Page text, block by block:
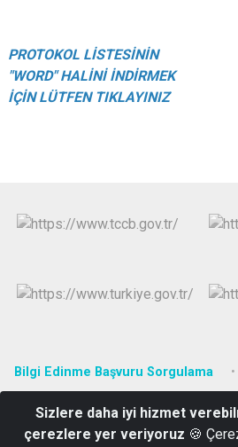
PROTOKOL LİSTESİNİN
"WORD" HALİNİ İNDİRMEK
İÇİN LÜTFEN TIKLAYINIZ
Bilgi Edinme Başvuru Sorgulama
Yenidoğan Mahallesi
Sizlere daha iyi hizmet
çerezlere yer veriyoruz 🍪